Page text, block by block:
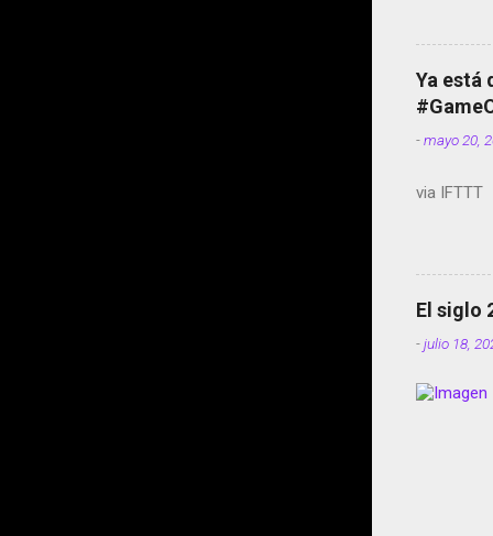
Ya está
-mayo 20,
via IFTTT
El siglo
-julio 18,